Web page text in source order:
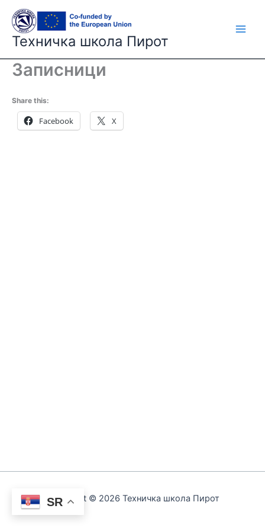
content
Техничка школа Пирот
Записници
Share this:
Facebook X
Copyright © 2026 Техничка школа Пирот
SR